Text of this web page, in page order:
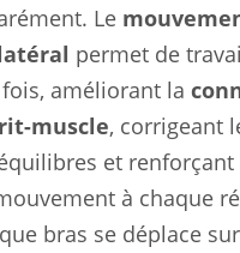
Le
permet de
améliorant la
muscle, corrigeant
et
à chaque
bras se déplace